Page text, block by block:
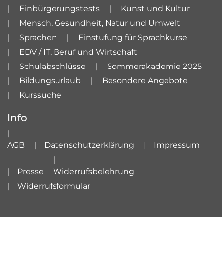
Einbürgerungstests
Kunst und Kultur
Mensch, Gesundheit, Natur und Umwelt
Sprachen
Einstufung für Sprachkurse
EDV / IT, Beruf und Wirtschaft
Schulabschlüsse
Sommerakademie 2025
Bildungsurlaub
Besondere Angebote
Kurssuche
Info
AGB Datenschutzerklärung Impressum
Presse
Widerrufsbelehrung
Widerrufsformular